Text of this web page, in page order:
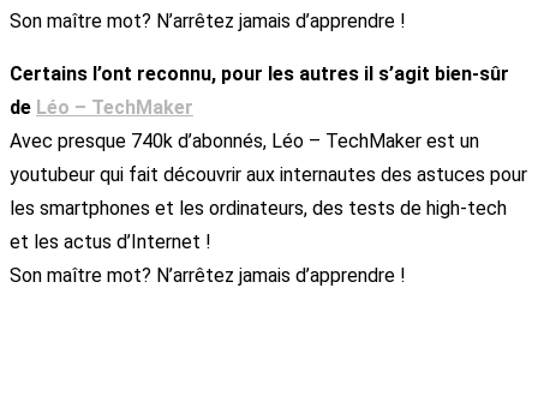
Son maître mot? N’arrêtez jamais d’apprendre !
Certains l’ont reconnu, pour les autres il s’agit bien-sûr
de Léo – TechMaker
Avec presque 740k d’abonnés, Léo – TechMaker est un
youtubeur qui fait découvrir aux internautes des astuces pour
les smartphones et les ordinateurs, des tests de high-tech
et les actus d’Internet !
Son maître mot? N’arrêtez jamais d’apprendre !